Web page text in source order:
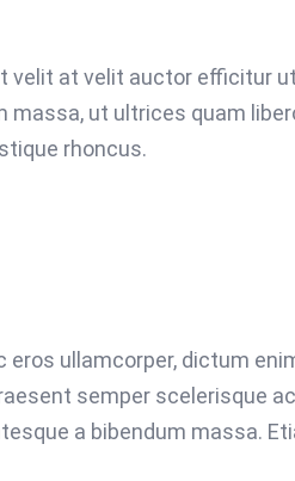
velit at velit auctor efficitur
ut ultrices quam
rhoncus.
ullamcorper, dictum
semper scelerisque
a bibendum massa.